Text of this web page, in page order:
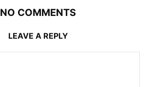
NO COMMENTS
LEAVE A REPLY